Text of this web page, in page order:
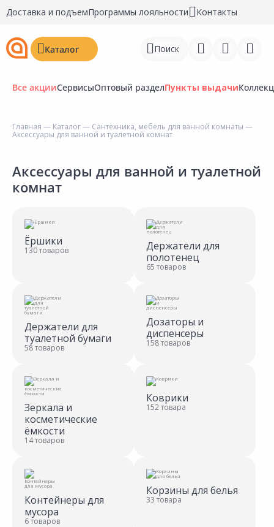
Доставка и подъемПрограммы лояльности Контакты
Каталог Поиск
Войти
Регистрация
Избранное
Недавно просмотренные
Все акцииСервисыОптовый разделПункты выдачи
Главная — Каталог— Сантехника, мебель для ванной комнаты —
Аксессуары для ванной и туалетной комнат
Аксессуары для ванной и туалетной
комнат
Ёршики
130 товаров
Держатели для
полотенец
65 товаров
Держатели для
туалетной бумаги
58 товаров
Дозаторы и
диспенсеры
158 товаров
Зеркала и
косметические
ёмкости
14 товаров
Коврики
152 товара
Контейнеры для
мусора
6 товаров
Корзины для белья
33 товара